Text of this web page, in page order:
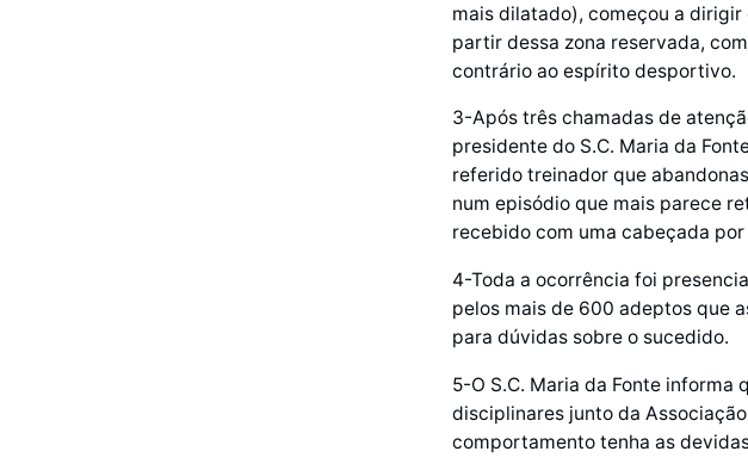
mais dilatado), começou a
partir dessa zona reservada,
contrário ao espírito desportivo.
3-Após três chamadas de
presidente do S.C. Maria da
referido treinador que
num episódio que mais parece
recebido com uma cabeçada
4-Toda a ocorrência foi
pelos mais de 600 adeptos que
para dúvidas sobre o sucedido.
5-O S.C. Maria da Fonte informa
disciplinares junto da
comportamento tenha as